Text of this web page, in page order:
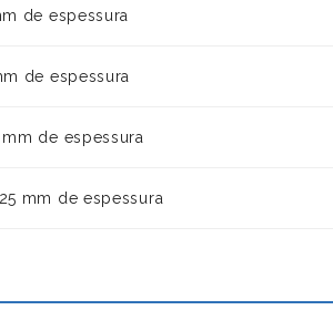
de espessura
de espessura
mm de espessura
mm de espessura